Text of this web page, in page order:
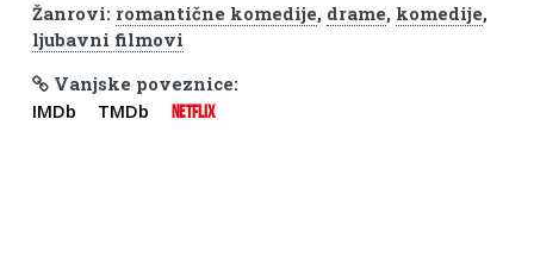
Žanrovi: romantične komedije, drame, komedije,
ljubavni filmovi
Vanjske poveznice:
IMDb TMDb NETFLIX